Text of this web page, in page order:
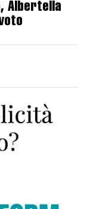
Albertella